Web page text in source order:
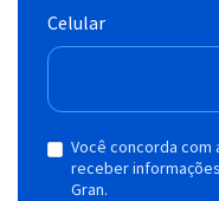
Celular
Você concorda
receber
Gran.